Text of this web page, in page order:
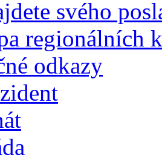
svého
regionálních
odkazy